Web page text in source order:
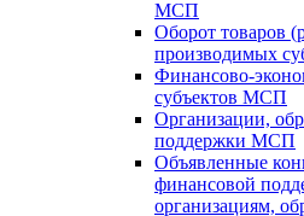
МСП
Оборот товаров
производимых
Финансово-
субъектов МСП
Организации,
поддержки МСП
Объявленные
финансовой
организациям,